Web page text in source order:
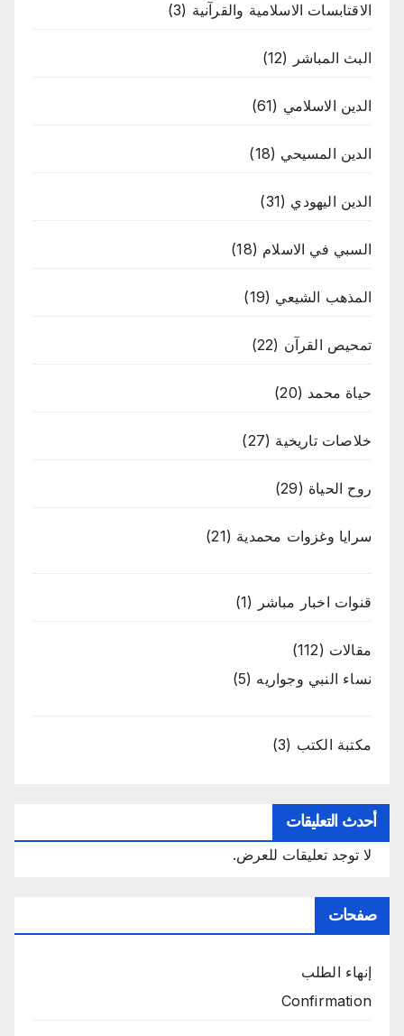
الاقتابسات الاسلامية والقرآنية (3)
البث المباشر (12)
الدين الاسلامي (61)
الدين المسيحي (18)
الدين اليهودي (31)
السبي في الاسلام (18)
المذهب الشيعي (19)
تمحيص القرآن (22)
حياة محمد (20)
خلاصات تاريخية (27)
روح الحياة (29)
سرايا وغزوات محمدية (21)
قنوات اخبار مباشر (1)
مقالات (112)
نساء النبي وجواريه (5)
مكتبة الكتب (3)
أحدث التعليقات
لا توجد تعليقات للعرض.
صفحات
إنهاء الطلب
Confirmation